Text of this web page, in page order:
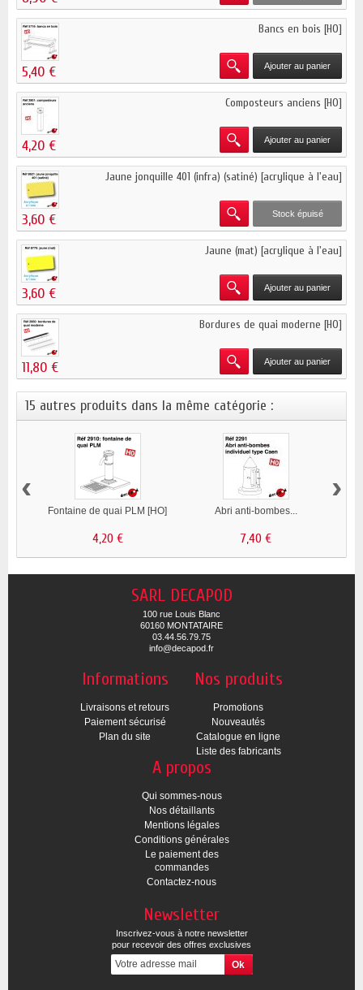
Bancs en bois [HO]
5,40 € Ajouter au panier
Composteurs anciens [HO]
4,20 € Ajouter au panier
Jaune jonquille 401 (infra) (satiné) [acrylique à l'eau]
3,60 € Stock épuisé
Jaune (mat) [acrylique à l'eau]
3,60 € Ajouter au panier
Bordures de quai moderne [HO]
11,80 € Ajouter au panier
15 autres produits dans la même catégorie :
Fontaine de quai PLM [HO]
4,20 €
Abri anti-bombes...
7,40 €
‹ ›
SARL DECAPOD
100 rue Louis Blanc
60160 MONTATAIRE
03.44.56.79.75
info@decapod.fr
Informations
Livraisons et retours
Paiement sécurisé
Plan du site
Nos produits
Promotions
Nouveautés
Catalogue en ligne
Liste des fabricants
A propos
Qui sommes-nous
Nos détaillants
Mentions légales
Conditions générales
Le paiement des
commandes
Contactez-nous
Newsletter
Inscrivez-vous à notre newsletter
pour recevoir des offres exclusives